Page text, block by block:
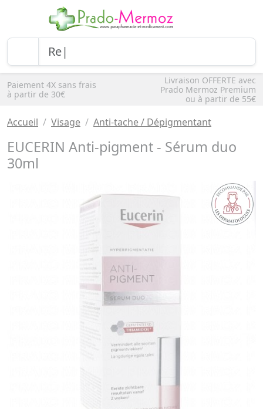
Paiement 4X sans frais
à partir de 30€
Livraison OFFERTE avec
Prado Mermoz Premium
ou à partir de 55€
Accueil Visage Anti-tache / Dépigmentant
EUCERIN Anti-pigment - Sérum duo
30ml